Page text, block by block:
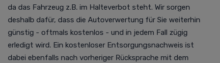
da das Fahrzeug z.B. im Halteverbot steht. Wir sorgen
deshalb dafür, dass die Autoverwertung für Sie weiterhin
günstig - oftmals kostenlos - und in jedem Fall zügig
erledigt wird. Ein kostenloser Entsorgungsnachweis ist
dabei ebenfalls nach vorheriger Rücksprache mit dem